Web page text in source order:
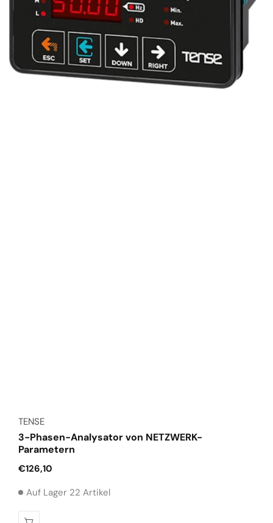
TENSE
3-Phasen-Analysator von NETZWERK-
Parametern
Normaler
€126,10
Auf Lager 22 Artikel